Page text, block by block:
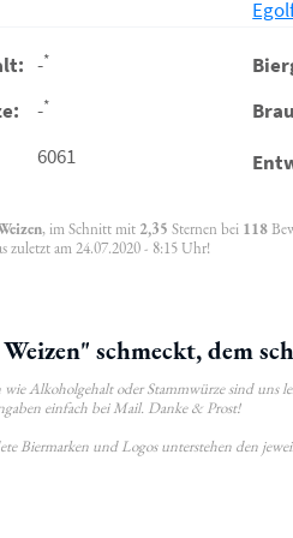
-*
-*
6061
, im Schnitt mit 2,35 Sternen bei 118
zuletzt am 24.07.2020 - 8:15 Uhr!
schmeckt, dem
Alkoholgehalt oder Stammwürze sind uns
einfach bei Mail. Danke & Prost!
Biermarken und Logos unterstehen den